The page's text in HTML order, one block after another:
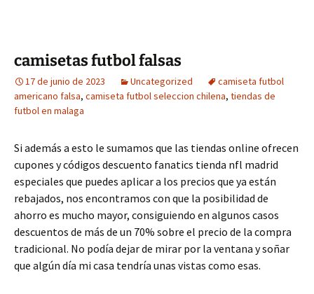
camisetas futbol falsas
17 de junio de 2023 Uncategorized
camiseta futbol
americano falsa, camiseta futbol seleccion chilena, tiendas de
futbol en malaga
Si además a esto le sumamos que las tiendas online ofrecen
cupones y códigos descuento fanatics tienda nfl madrid
especiales que puedes aplicar a los precios que ya están
rebajados, nos encontramos con que la posibilidad de
ahorro es mucho mayor, consiguiendo en algunos casos
descuentos de más de un 70% sobre el precio de la compra
tradicional. No podía dejar de mirar por la ventana y soñar
que algún día mi casa tendría unas vistas como esas.